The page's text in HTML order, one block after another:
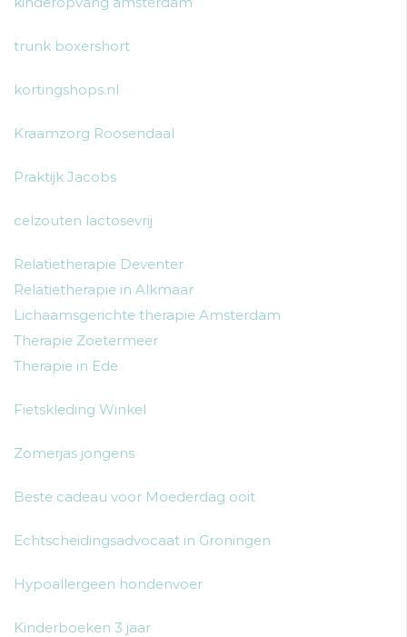
trunk boxershort
kortingshops.nl
Kraamzorg Roosendaal
Praktijk Jacobs
celzouten lactosevrij
Relatietherapie Deventer
Relatietherapie in Alkmaar
Lichaamsgerichte therapie Amsterdam
Therapie Zoetermeer
Therapie in Ede
Fietskleding Winkel
Zomerjas jongens
Beste cadeau voor Moederdag ooit
Echtscheidingsadvocaat in Groningen
Hypoallergeen hondenvoer
Kinderboeken 3 jaar